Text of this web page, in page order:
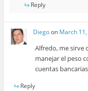
Reply
Diegoon March
Alfredo, me sirve
manejar el peso
cuentas
Reply